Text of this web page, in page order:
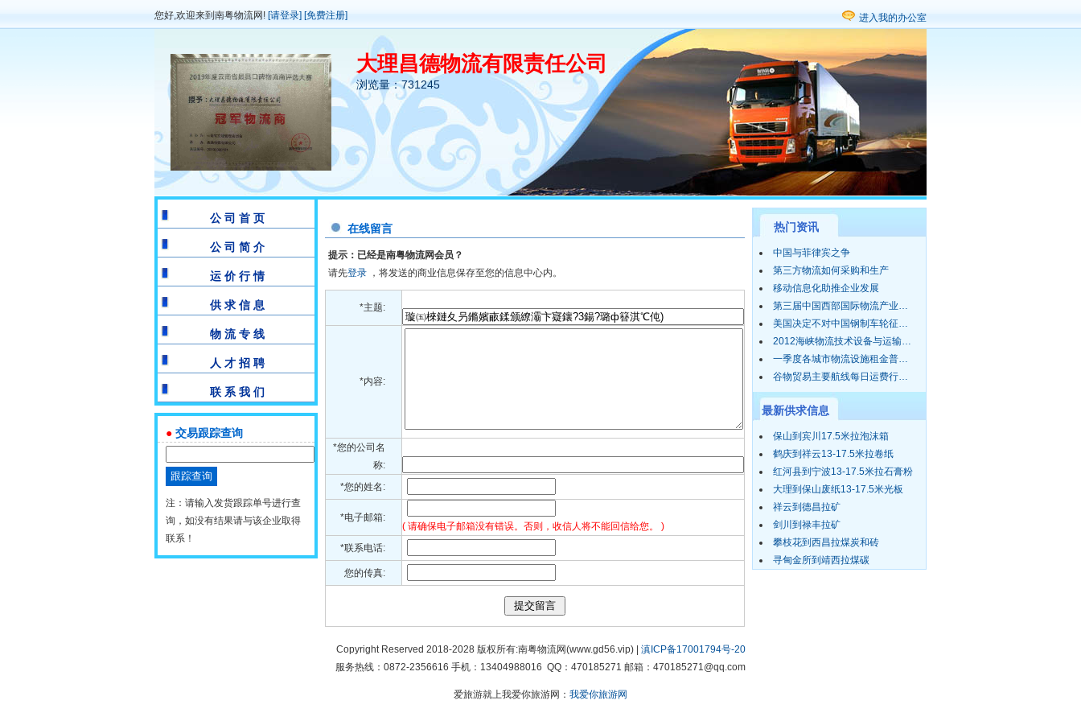
您好,欢迎来到南粤物流网! [请登录] [免费注册] 进入我的办公室
大理昌德物流有限责任公司
浏览量：731245
公 司 首 页
公 司 简 介
运 价 行 情
供 求 信 息
物 流 专 线
人 才 招 聘
联 系 我 们
● 交易跟踪查询
注：请输入发货跟踪单号进行查
询，如没有结果请与该企业取得
联系！
在线留言
提示：已经是南粤物流网会员？
请先登录 ，将发送的商业信息保存至您的信息中心内。
*主题:
*内容:
*您的公司名
称:
*您的姓名:
*电子邮箱:
( 请确保电子邮箱没有错误。否则，收信人将不能回信给您。 )
*联系电话:
您的传真:
热门资讯
中国与菲律宾之争
第三方物流如何采购和生产
移动信息化助推企业发展
第三届中国西部国际物流产业…
美国决定不对中国钢制车轮征…
2012海峡物流技术设备与运输…
一季度各城市物流设施租金普…
谷物贸易主要航线每日运费行…
最新供求信息
保山到宾川17.5米拉泡沫箱
鹤庆到祥云13-17.5米拉卷纸
红河县到宁波13-17.5米拉石膏粉
大理到保山废纸13-17.5米光板
祥云到德昌拉矿
剑川到禄丰拉矿
攀枝花到西昌拉煤炭和砖
寻甸金所到靖西拉煤碳
Copyright Reserved 2018-2028 版权所有:南粤物流网(www.gd56.vip) | 滇ICP备17001794号-20
服务热线：0872-2356616 手机：13404988016 QQ：470185271 邮箱：470185271@qq.com
爱旅游就上我爱你旅游网： 我爱你旅游网